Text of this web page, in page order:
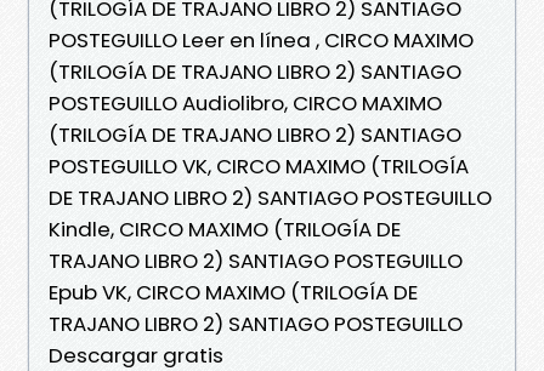
(TRILOGÍA DE TRAJANO LIBRO 2) SANTIAGO
POSTEGUILLO Leer en línea , CIRCO MAXIMO
(TRILOGÍA DE TRAJANO LIBRO 2) SANTIAGO
POSTEGUILLO Audiolibro, CIRCO MAXIMO
(TRILOGÍA DE TRAJANO LIBRO 2) SANTIAGO
POSTEGUILLO VK, CIRCO MAXIMO (TRILOGÍA
DE TRAJANO LIBRO 2) SANTIAGO POSTEGUILLO
Kindle, CIRCO MAXIMO (TRILOGÍA DE
TRAJANO LIBRO 2) SANTIAGO POSTEGUILLO
Epub VK, CIRCO MAXIMO (TRILOGÍA DE
TRAJANO LIBRO 2) SANTIAGO POSTEGUILLO
Descargar gratis